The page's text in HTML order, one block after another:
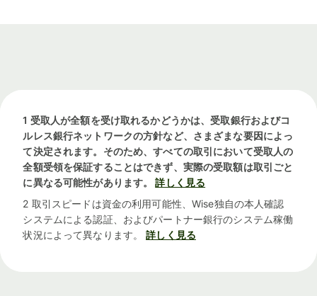
1 受取人が全額を受け取れるかどうかは、受取銀行およびコ
ルレス銀行ネットワークの方針など、さまざまな要因によっ
て決定されます。そのため、すべての取引において受取人の
全額受領を保証することはできず、実際の受取額は取引ごと
に異なる可能性があります。
詳しく見る
2 取引スピードは資金の利用可能性、Wise独自の本人確認
システムによる認証、およびパートナー銀行のシステム稼働
状況によって異なります。
詳しく見る